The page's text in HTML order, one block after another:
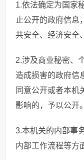
1.依法确定为国家
止公开的政府信息
共安全、经济安全
2.涉及商业秘密、
造成损害的政府信
同意公开或者本机
影响的，予以公开。
3.本机关的内部事
内部工作流程等方